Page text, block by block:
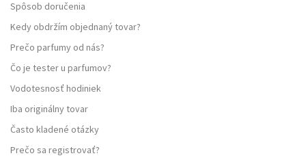
Spôsob doručenia
Kedy obdržím objednaný tovar?
Prečo parfumy od nás?
Čo je tester u parfumov?
Vodotesnosť hodiniek
Iba originálny tovar
Často kladené otázky
Prečo sa registrovať?